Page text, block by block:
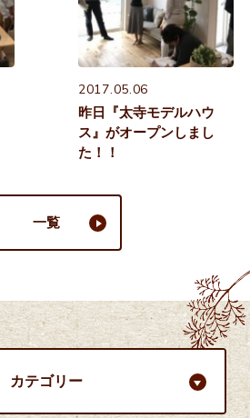
2017.05.06
昨日『太寺モデルハウ
ス』がオープンしまし
た！！
一覧
カテゴリー